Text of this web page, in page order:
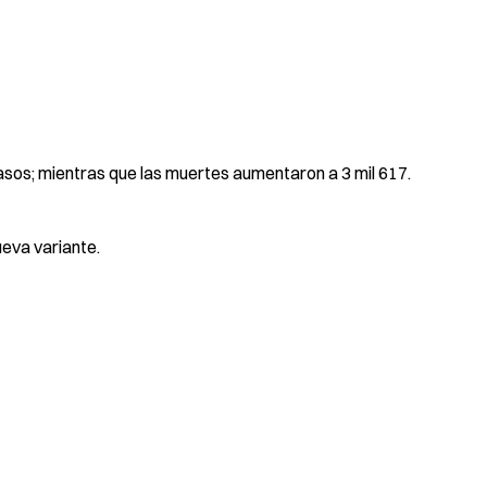
mientras que las muertes aumentaron a 3 mil 617.
variante.